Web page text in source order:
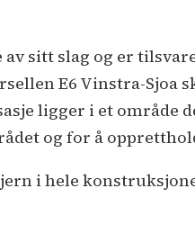
av sitt slag og er
E6 Vinstra-
ligger i et område
og for å
i hele